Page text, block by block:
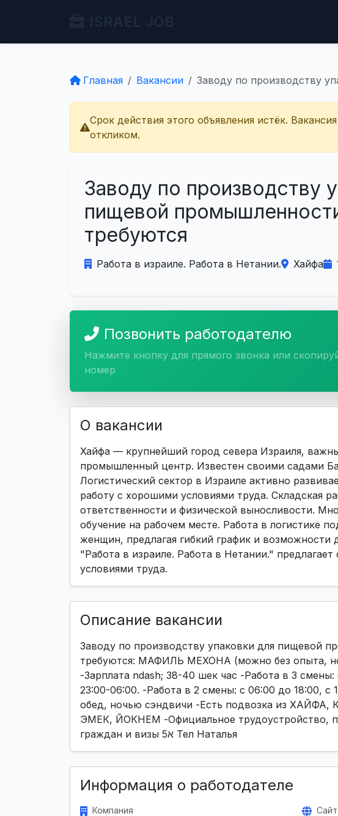
Главная Вакансии Заводу по производству
Срок действия этого объявления истёк.
откликом.
Заводу по производству
пищевой
требуются
Работа в израиле. Работа в Нетании. Хайфа
Позвонить работодателю
Нажмите кнопку для прямого звонка или
номер
О вакансии
Хайфа — крупнейший город севера Израиля,
промышленный центр. Известен своими садами
Логистический сектор в Израиле активно
работу с хорошими условиями труда. Складская
ответственности и физической выносливости.
обучение на рабочем месте. Работа в логистике
женщин, предлагая гибкий график и возможности
"Работа в израиле. Работа в Нетании."
условиями труда.
Описание вакансии
Заводу по производству упаковки для пищевой
требуются: МАФИЛЬ МЕХОНА (можно без опыта,
-Зарплата ndash; 38-40 шек час -Работа в 3 смены:
23:00-06:00. -Работа в 2 смены: с 06:00 до 18:00,
обед, ночью сэндвичи -Есть подвозка из
ЭМЕК, ЙОКНЕМ -Официальное трудоустройство,
граждан и визы 5א Тел Наталья
Информация о работодателе
Компания